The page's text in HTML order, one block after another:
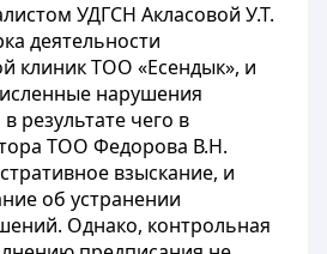
УДГСН Акласовой У.Т.
деятельности
клиник ТОО «Есендык», и
нарушения
результате чего в
ТОО Федорова В.Н.
взыскание, и
об устранении
Однако, контрольная